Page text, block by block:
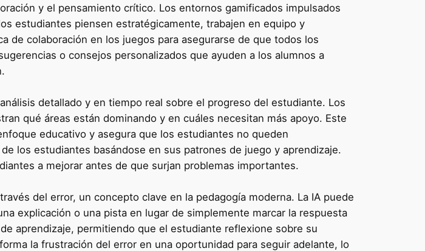
y el pensamiento crítico. Los entornos gamificados impulsados
estudiantes piensen estratégicamente, trabajen en equipo y
de colaboración en los juegos para asegurarse de que todos los
o consejos personalizados que ayuden a los alumnos a
detallado y en tiempo real sobre el progreso del estudiante. Los
qué áreas están dominando y en cuáles necesitan más apoyo. Este
educativo y asegura que los estudiantes no queden
los estudiantes basándose en sus patrones de juego y aprendizaje.
a mejorar antes de que surjan problemas importantes.
del error, un concepto clave en la pedagogía moderna. La IA puede
explicación o una pista en lugar de simplemente marcar la respuesta
aprendizaje, permitiendo que el estudiante reflexione sobre su
la frustración del error en una oportunidad para seguir adelante, lo